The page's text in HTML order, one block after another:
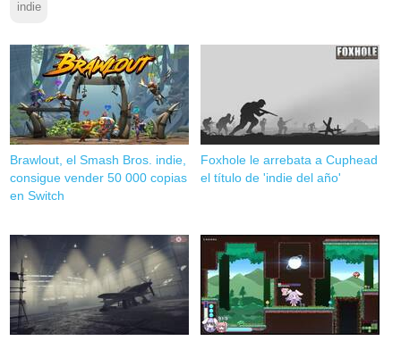
indie
Brawlout, el Smash Bros. indie,
consigue vender 50 000 copias
en Switch
Foxhole le arrebata a Cuphead
el título de 'indie del año'